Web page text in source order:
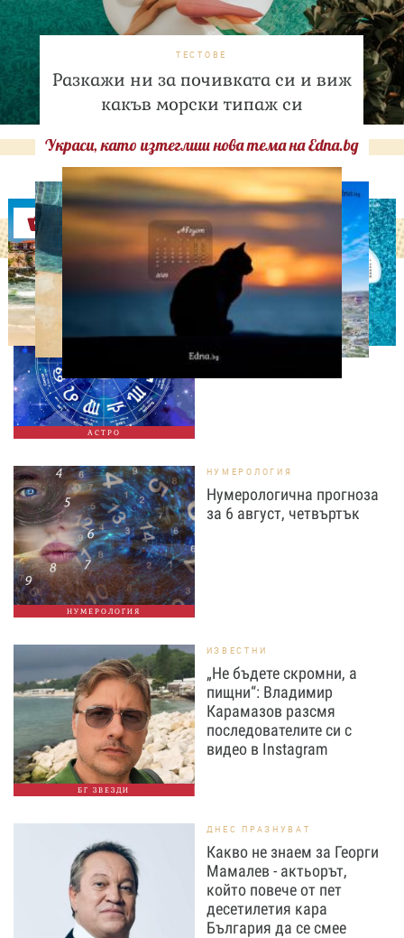
ТЕСТОВЕ
Разкажи ни за почивката си и виж
какъв морски типаж си
Украси, като изтеглиш нова тема на Edna.bg
Оферти
АСТРО
АСТРОЛОГИЯ
Дневен хороскоп за 6
август, четвъртък
НУМЕРОЛОГИЯ
НУМЕРОЛОГИЯ
Нумерологична прогноза
за 6 август, четвъртък
БГ ЗВЕЗДИ
ИЗВЕСТНИ
„Не бъдете скромни, а
пищни“: Владимир
Карамазов разсмя
последователите си с
видео в Instagram
ДНЕС ПРАЗНУВАТ
Какво не знаем за Георги
Мамалев - актьорът,
който повече от пет
десетилетия кара
България да се смее